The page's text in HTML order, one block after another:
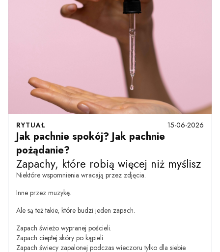
RYTUAŁ 15-06-2026
Jak pachnie spokój? Jak pachnie
pożądanie?
Zapachy, które robią więcej niż myślisz
Niektóre wspomnienia wracają przez zdjęcia.
Inne przez muzykę.
Ale są też takie, które budzi jeden zapach.
Zapach świeżo wypranej pościeli.
Zapach ciepłej skóry po kąpieli.
Zapach świecy zapalonej podczas wieczoru tylko dla siebie.